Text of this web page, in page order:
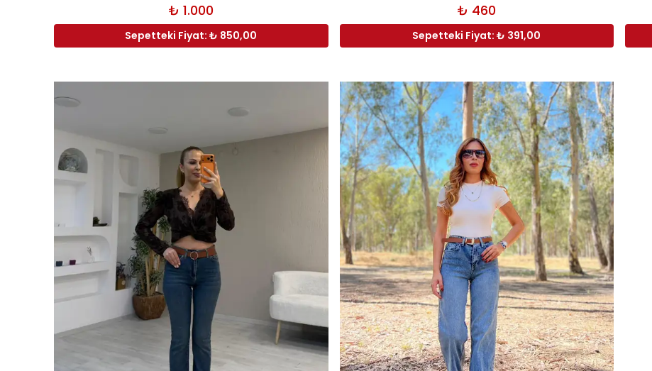
₺ 1.000
Sepetteki Fiyat: ₺ 850,00
₺ 460
Sepetteki Fiyat: ₺ 391,00